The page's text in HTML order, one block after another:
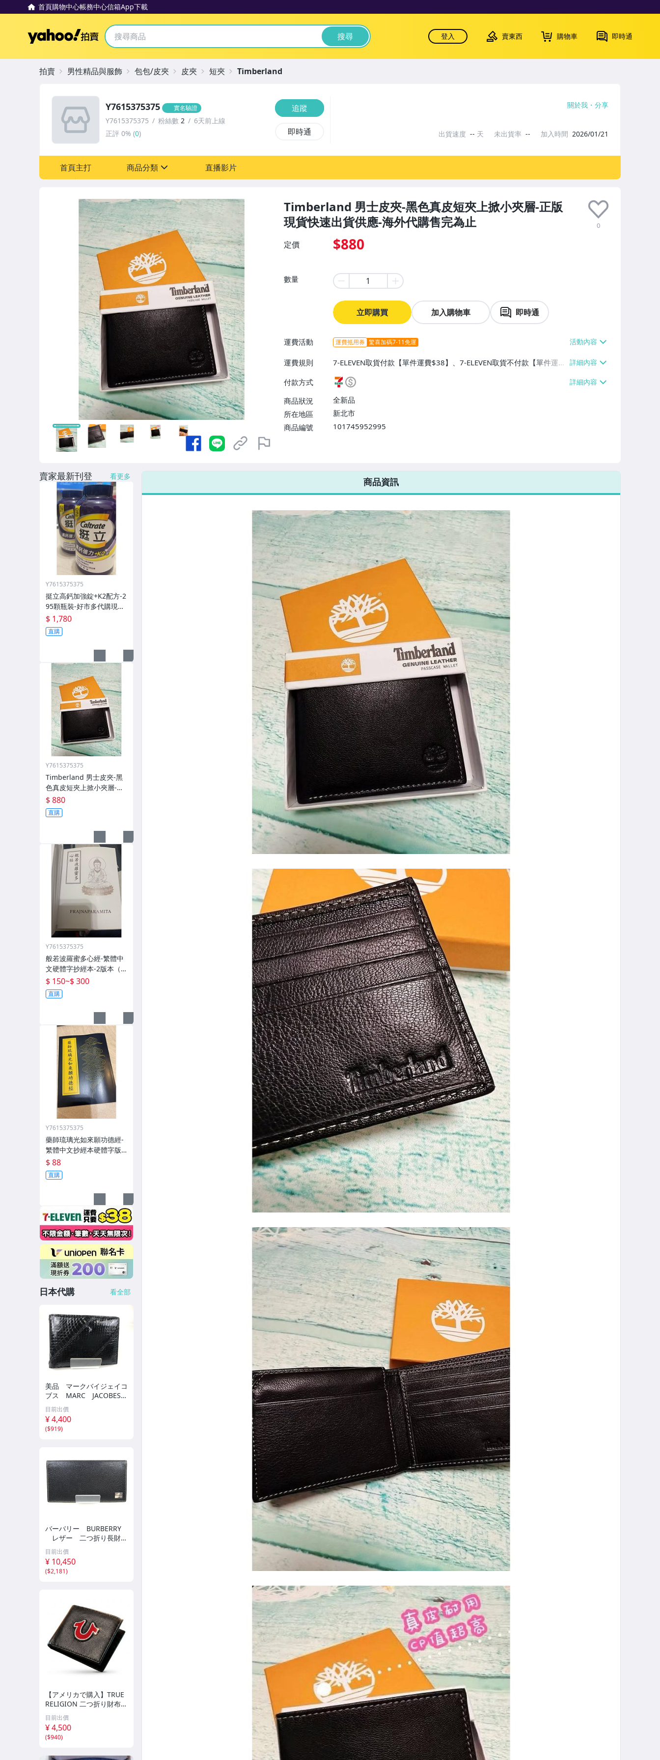
首頁購物中心帳務中心信箱App下載
Yahoo拍賣 搜尋 登入 賣東西 購物車 即時通
Timberland 男士皮夾-黑色真皮短夾上掀小夾層-正版
現貨快速出貨供應-海外代購售完為止
0
定價 $880
數量
立即購買 加入購物車 即時通
運費活動 運費抵用券 驚喜加碼7-11免運
運費規則
7-ELEVEN取貨付款【單件運費$38】、7-ELEVEN取貨不付款【單件運費
$38】、郵局掛號【單件運費$65】、面交/自取/不寄送【免運費】
付款方式
商品狀況
全新品
所在地區
新北市
商品編號
101745952995
Y7615375375 實名驗證
Y7615375375 粉絲數 2
6天前上線
正評 0% (0)
追蹤
即時通
關於我 分享
出貨速度 -- 天 未出貨率 -- 加入時間 2026/01/21
首頁主打 商品分類
圖書/影音/文具
男性精品與服飾
女裝與服飾配件
美容保養與彩妝
美食與地方特產
直播影片
拍賣 男性精品與服飾 包包/皮夾 皮夾 短夾 Timberland
商品資訊
賣家最新刊登 看更多
Y7615375375
挺立高鈣加強錠+K2配方-2
95顆瓶裝-好市多代購現貨
快速出貨
$ 1,780
直購
Y7615375375
Timberland 男士皮夾-黑
色真皮短夾上掀小夾層-正
版現貨快速出貨供應-海外
代購售完為止
$ 880
直購
Y7615375375
般若波羅蜜多心經-繁體中
文硬體字抄經本-2版本（1
8版、38版）、-嘉邑慈玉
宮出版-現貨快速出貨
$ 150~$ 300
直購
Y7615375375
藥師琉璃光如來願功德經-
繁體中文抄經本硬體字版
—現貨快速出貨-3種等級
版本-嘉邑慈玉宮出版-台灣
繁體字版
$ 88
直購
日本代購 看全部
美品 マークバイジェイコ
ブス MARC JACOBES
二つ折り財布 パスケース
付き リザード調 ブラッ
ク YS-320
目前出價
¥ 4,400
($919)
バーバリー BURBERRY
レザー 二つ折り長財
布 札入れ ノバチェッ
ク/ブラック 幅：約18cm
YS-667
目前出價
¥ 10,450
($2,181)
【アメリカで購入】TRUE
RELIGION 二つ折り財布
お札入れ カードケース 名
刺入れ トゥルーレリジョ
ン ウォレット 折りたたみ
財布 ブラック
目前出價
¥ 4,500
($940)